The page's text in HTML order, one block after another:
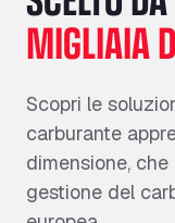
Unito.
prezzi
pagamento
viaggiando
MIGLIAIA
Scopri le
carburante
dimensione,
gestione del